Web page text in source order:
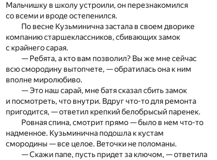
Мальчишку в школу устроили, он перезнакомился
со всеми и вроде остепенился.
По весне Кузьминична застала в своем дворике
компанию старшеклассников, сбивающих замок
с крайнего сарая.
— Ребята, а кто вам позволил? Вы же мне сейчас
всю смородину вытопчете, — обратилась она к ним
вполне миролюбиво.
— Это наш сарай, мне батя сказал сбить замок
и посмотреть, что внутри. Вдруг что-то для ремонта
пригодится, — ответил крепкий белобрысый паренек.
Ровная спина, смотрит прямо — было в нем что-то
надменное. Кузьминична подошла к кустам
смородины — все целое. Веточки не поломаны.
— Скажи папе, пусть придет за ключом, — ответила